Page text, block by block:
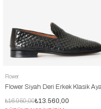
Flower
₺13.560,00
₺16.950,00